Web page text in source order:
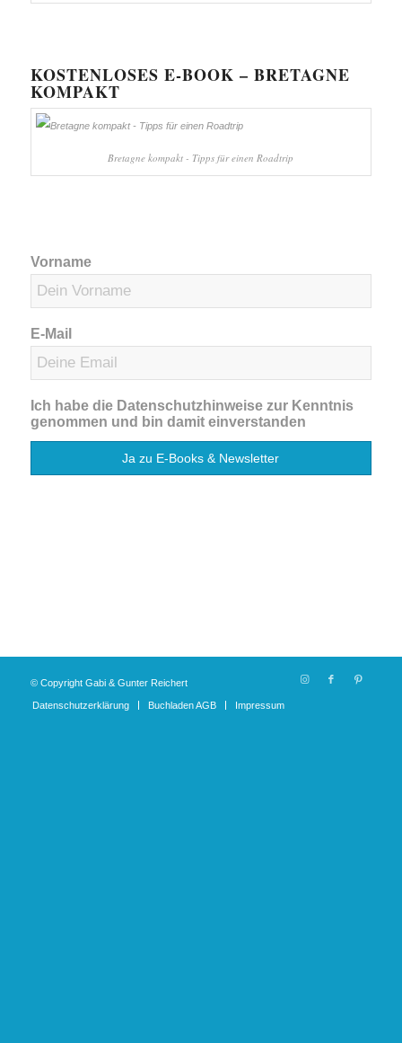
KOSTENLOSES E-BOOK – BRETAGNE
KOMPAKT
Bretagne kompakt - Tipps für einen Roadtrip
Vorname
E-Mail
Ich habe die Datenschutzhinweise zur Kenntnis
genommen und bin damit einverstanden
© Copyright Gabi & Gunter Reichert
Datenschutzerklärung Buchladen AGB Impressum